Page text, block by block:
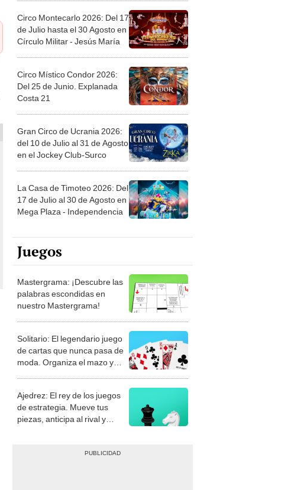
Circo Montecarlo 2026: Del 17
de Julio hasta el 30 Agosto en
Círculo Militar - Jesús María
Circo Místico Condor 2026:
Del 25 de Junio. Explanada
Costa 21
Gran Circo de Ucrania 2026:
del 10 de Julio al 31 de Agosto
en el Jockey Club-Surco
La Casa de Timoteo 2026: Del
17 de Julio al 30 de Agosto en
Mega Plaza - Independencia
Juegos
Mastergrama: ¡Descubre las
palabras escondidas en
nuestro Mastergrama!
Solitario: El legendario juego
de cartas que nunca pasa de
moda. Organiza el mazo y
Ajedrez: El rey de los juegos
de estrategia. Mueve tus
piezas, anticipa al rival y